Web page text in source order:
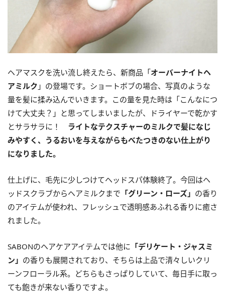
ヘアマスクを洗い流し終えたら、新商品「オーバーナイトヘ
アミルク 」の登場です。ショートボブの場合、写真のような
量を髪に揉み込んでいきます。この量を見た時は「こんなにつ
けて大丈夫？」と思ってしまいましたが、ドライヤーで乾かす
とサラサラに！ ライトなテクスチャーのミルクで髪になじ
みやすく、うるおいを与えながらもべたつきのない仕上がり
になりました。
仕上げに、毛先に少しつけてヘッドスパ体験終了。今回はヘ
ッドスクラブからヘアミルクまで 「グリーン・ローズ」 の香り
のアイテムが使われ、フレッシュで透明感あふれる香りに癒さ
れました。
SABONのヘアケアアイテムでは他に 「デリケート・ジャスミ
ン」 の香りも展開されており、そちらは上品で清々しいクリ
ーンフローラル系。どちらもさっぱりしていて、毎日手に取っ
ても飽きが来ない香りですよ。